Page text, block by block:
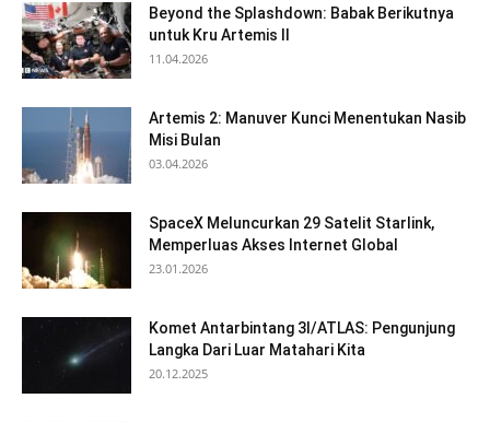
Beyond the Splashdown: Babak Berikutnya
untuk Kru Artemis II
11.04.2026
Artemis 2: Manuver Kunci Menentukan Nasib
Misi Bulan
03.04.2026
SpaceX Meluncurkan 29 Satelit Starlink,
Memperluas Akses Internet Global
23.01.2026
Komet Antarbintang 3I/ATLAS: Pengunjung
Langka Dari Luar Matahari Kita
20.12.2025